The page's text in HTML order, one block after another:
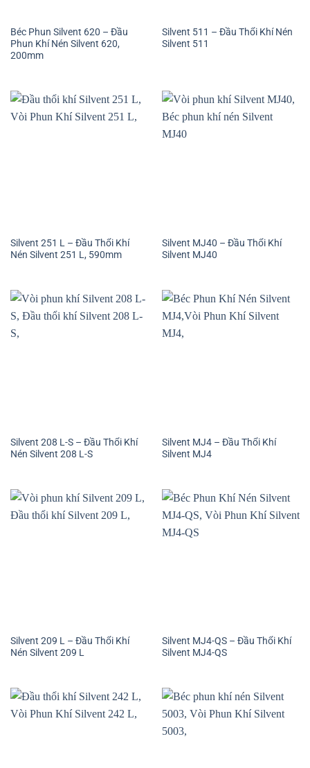
Béc Phun Silvent 620 – Đầu
Phun Khí Nén Silvent 620,
200mm
Silvent 511 – Đầu Thổi Khí Nén
Silvent 511
Silvent 251 L – Đầu Thổi Khí
Nén Silvent 251 L, 590mm
Silvent MJ40 – Đầu Thổi Khí
Silvent MJ40
Silvent 208 L-S – Đầu Thổi Khí
Nén Silvent 208 L-S
Silvent MJ4 – Đầu Thổi Khí
Silvent MJ4
Silvent 209 L – Đầu Thổi Khí
Nén Silvent 209 L
Silvent MJ4-QS – Đầu Thổi Khí
Silvent MJ4-QS